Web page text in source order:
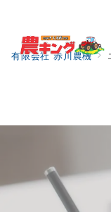
有限会社 赤川農機